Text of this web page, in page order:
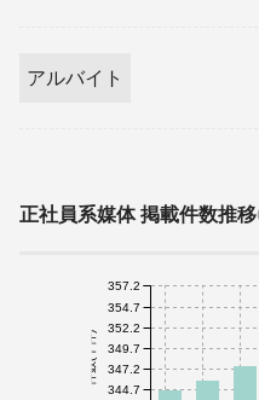
アルバイト
正社員系媒体 掲載件数推移
件数(千件)
344.7
347.2
349.7
352.2
354.7
357.2